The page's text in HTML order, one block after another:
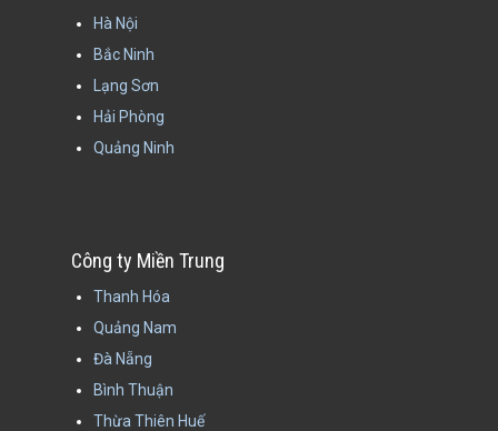
Hà Nội
Bắc Ninh
Lạng Sơn
Hải Phòng
Quảng Ninh
Công ty Miền Trung
Thanh Hóa
Quảng Nam
Đà Nẵng
Bình Thuận
Thừa Thiên Huế